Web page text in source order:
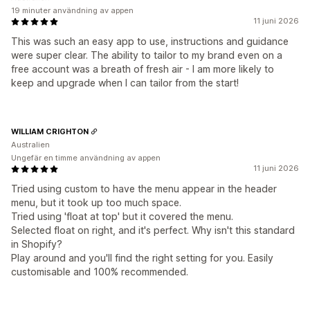
11 juni 2026
This was such an easy app to use, instructions and guidance
were super clear. The ability to tailor to my brand even on a
free account was a breath of fresh air - I am more likely to
keep and upgrade when I can tailor from the start!
19 minuter användning av appen
11 juni 2026
Tried using custom to have the menu appear in the header
menu, but it took up too much space.
Tried using 'float at top' but it covered the menu.
Selected float on right, and it's perfect. Why isn't this standard
in Shopify?
Play around and you'll find the right setting for you. Easily
customisable and 100% recommended.
WILLIAM CRIGHTON
Australien
Ungefär en timme användning av appen